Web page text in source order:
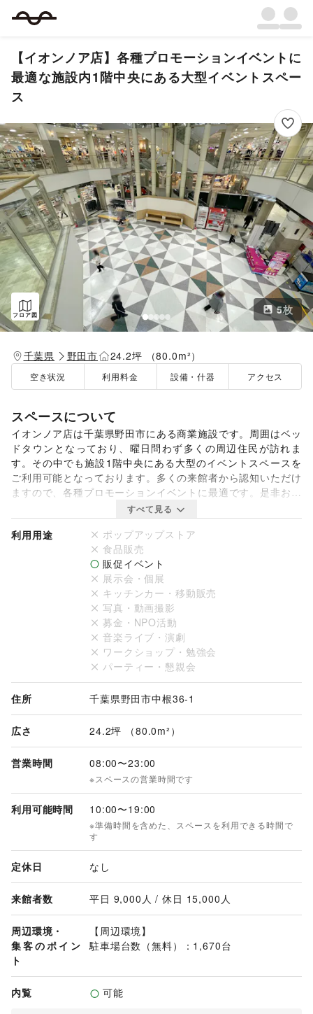
【イオンノア店】各種プロモーションイベントに
最適な施設内1階中央にある大型イベントスペー
ス
フロア図 5枚
千葉県 野田市 24.2坪 （80.0m²）
空き状況 利用料金 設備・什器 アクセス
スペースについて
イオンノア店は千葉県野田市にある商業施設です。周囲はベッ
ドタウンとなっており、曜日問わず多くの周辺住民が訪れま
す。その中でも施設1階中央にある大型のイベントスペースを
ご利用可能となっております。多くの来館者から認知いただけ
ますので、各種プロモーションイベントに最適です。是非お問
【出店おすすめ日】
毎月20日、30日の「お客さま感謝デー」は、通常営業日に比
べ、特に集客が見込めます。
すべて見る
利用用途
ポップアップストア
食品販売
販促イベント
展示会・個展
キッチンカー・移動販売
写真・動画撮影
募金・NPO活動
音楽ライブ・演劇
ワークショップ・勉強会
パーティー・懇親会
住所 千葉県野田市中根36-1
広さ 24.2坪 （80.0m²）
営業時間 08:00〜23:00
※スペースの営業時間です
利用可能時間 10:00〜19:00
※準備時間を含めた、スペースを利用できる時間で
す
定休日 なし
来館者数 平日 9,000 人 / 休日 15,000 人
周辺環境・
集客のポイン
ト
【周辺環境】
駐車場台数（無料）：1,670台
内覧 可能